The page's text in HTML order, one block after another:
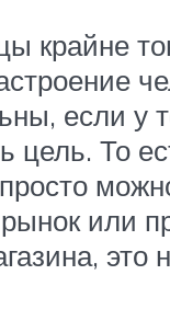
крайне
если у
цель. То
или
это